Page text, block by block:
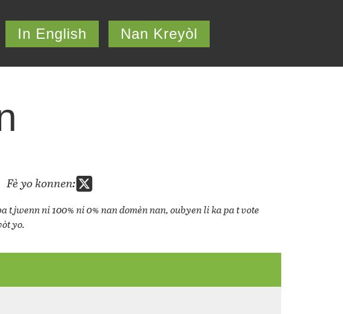
In English Nan Kreyòl
Fè yo konnen:
jwenn ni 100% ni 0% nan domèn nan, oubyen li ka pa t vote
yo.